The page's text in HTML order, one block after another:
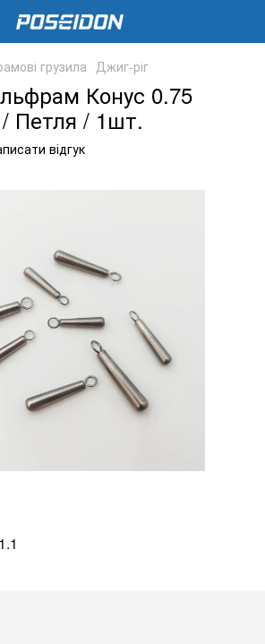
грузила Джиг-ріг
Конус 0.75
Петля / 1шт.
відгук
1.1